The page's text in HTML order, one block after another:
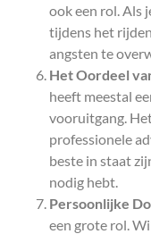
ook een rol. Als
tijdens het
angsten te
Het Oordeel
heeft meestal
vooruitgang.
professionele
beste in staat
nodig hebt.
Persoonlijke
een grote rol.